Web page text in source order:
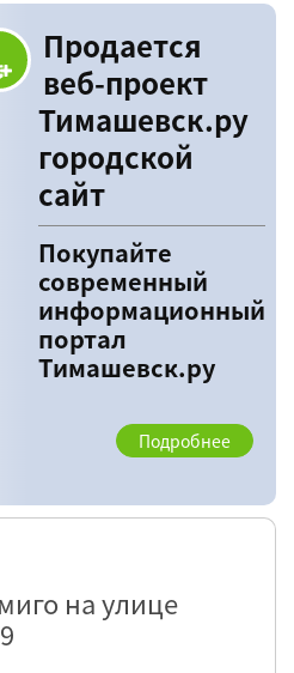
Продается
веб-проект
Тимашевск.ру
городской
сайт
Покупайте
современный
информационный
портал
Тимашевск.ру
Подробнее
на улице